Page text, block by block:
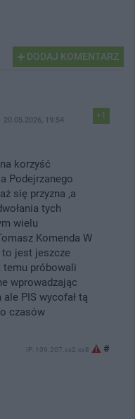
DODAJ KOMENTARZ
+1
20.05.2026, 19:54
korzyść
Podejrzanego
się przyzna ,a
tych
wielu
Komenda W
to jest jeszcze
temu próbowali
wprowadzając
PIS wycofał tą
czasów
IP: 109.207.xx2.xx8 #